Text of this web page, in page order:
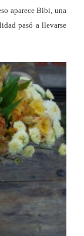
aparece Bibi, una
pasó a llevarse